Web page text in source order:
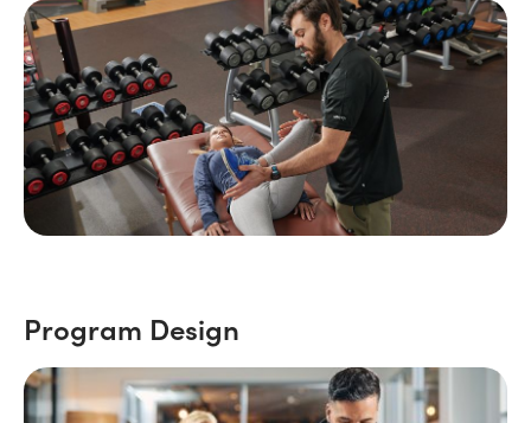
Program Design